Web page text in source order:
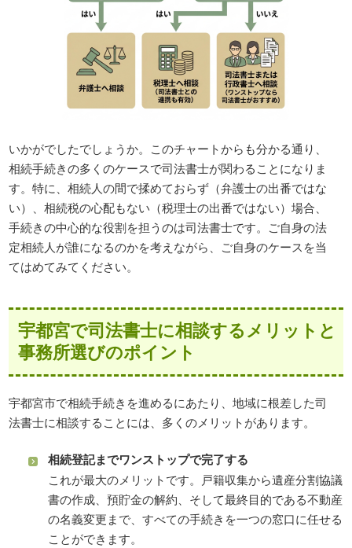
いかがでしたでしょうか。このチャートからも分かる通り、
相続手続きの多くのケースで司法書士が関わることになりま
す。特に、相続人の間で揉めておらず（弁護士の出番ではな
い）、相続税の心配もない（税理士の出番ではない）場合、
手続きの中心的な役割を担うのは司法書士です。ご自身の法
定相続人が誰になるのかを考えながら、ご自身のケースを当
てはめてみてください。
宇都宮で司法書士に相談するメリットと
事務所選びのポイント
宇都宮市で相続手続きを進めるにあたり、地域に根差した司
法書士に相談することには、多くのメリットがあります。
相続登記までワンストップで完了する
これが最大のメリットです。戸籍収集から遺産分割協議
書の作成、預貯金の解約、そして最終目的である不動産
の名義変更まで、すべての手続きを一つの窓口に任せる
ことができます。